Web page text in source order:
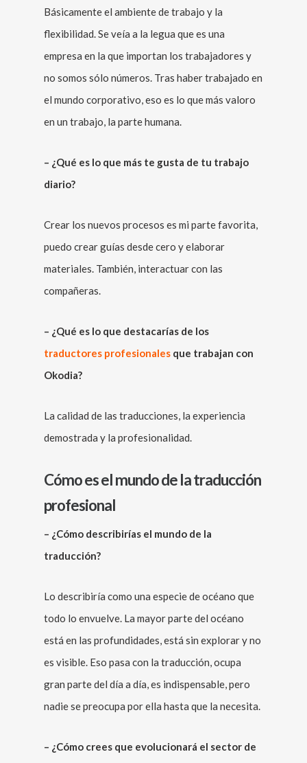
Básicamente el ambiente de trabajo y la
flexibilidad. Se veía a la legua que es una
empresa en la que importan los trabajadores y
no somos sólo números. Tras haber trabajado en
el mundo corporativo, eso es lo que más valoro
en un trabajo, la parte humana.
– ¿Qué es lo que más te gusta de tu trabajo
diario?
Crear los nuevos procesos es mi parte favorita,
puedo crear guías desde cero y elaborar
materiales. También, interactuar con las
compañeras.
– ¿Qué es lo que destacarías de los
traductores profesionales que trabajan con
Okodia?
La calidad de las traducciones, la experiencia
demostrada y la profesionalidad.
Cómo es el mundo de la traducción
profesional
– ¿Cómo describirías el mundo de la
traducción?
Lo describiría como una especie de océano que
todo lo envuelve. La mayor parte del océano
está en las profundidades, está sin explorar y no
es visible. Eso pasa con la traducción, ocupa
gran parte del día a día, es indispensable, pero
nadie se preocupa por ella hasta que la necesita.
– ¿Cómo crees que evolucionará el sector de